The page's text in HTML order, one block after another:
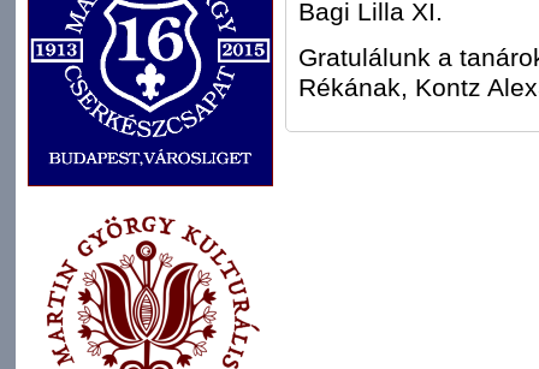
Bagi Lilla XI.
Gratulálunk a
Rékának, Kontz